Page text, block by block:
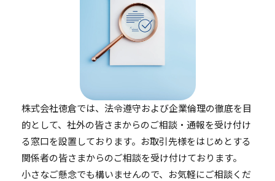
株式会社徳倉では、法令遵守および企業倫理の徹底を目
的として、 社外の皆さまからのご相談・通報を受け付け
る窓口を設置しております。お取引先様をはじめとする
関係者の皆さまからのご相談を受け付けております。
小さなご懸念でも構いませんので、お気軽にご相談くだ